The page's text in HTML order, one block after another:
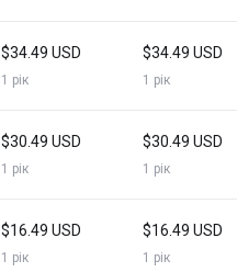
$34.49 USD
1 рік
$34.49 USD
1 рік
$30.49 USD
1 рік
$30.49 USD
1 рік
$16.49 USD
1 рік
$16.49 USD
1 рік